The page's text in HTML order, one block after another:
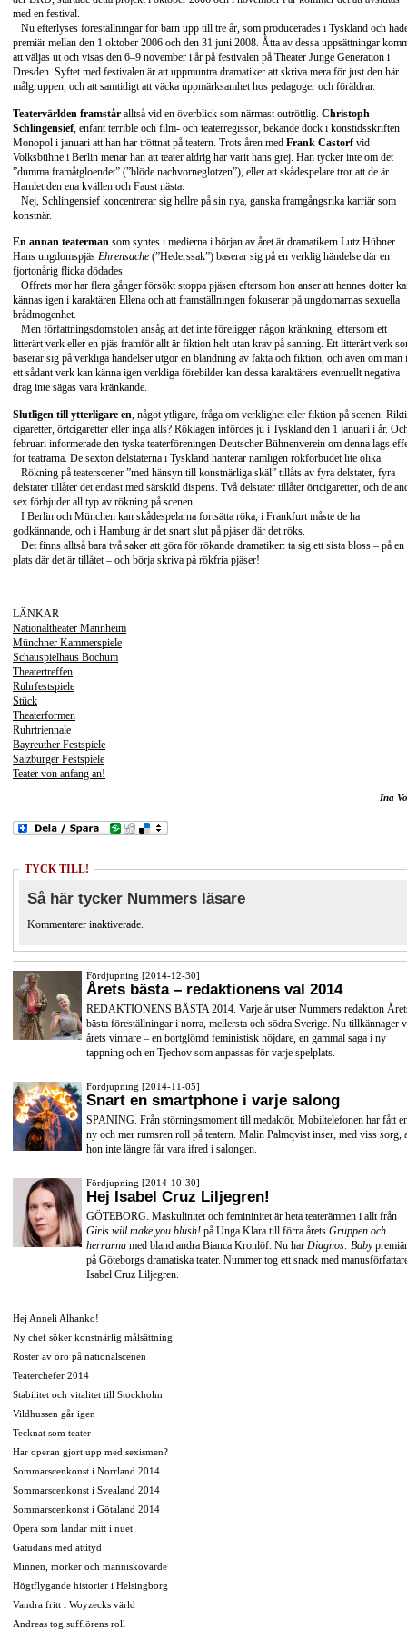
med en festival.
Nu efterlyses föreställningar för barn upp till tre år, som producerades i Tyskland och
premiär mellan den 1 oktober 2006 och den 31 juni 2008. Åtta av dessa uppsättningar
att väljas ut och visas den 6–9 november i år på festivalen på Theater Junge Generation i
Dresden. Syftet med festivalen är att uppmuntra dramatiker att skriva mera för just den här
målgruppen, och att samtidigt att väcka uppmärksamhet hos pedagoger och föräldrar.
Teatervärlden framstår alltså vid en överblick som närmast outröttlig. Christoph
Schlingensief, enfant terrible och film- och teaterregissör, bekände dock i konstidsskriften
Monopol i januari att han har tröttnat på teatern. Trots åren med Frank Castorfvid
Volksbühne i Berlin menar han att teater aldrig har varit hans grej. Han tycker inte om det
”dumma framåtgloendet” (”blöde nachvorneglotzen”), eller att skådespelare tror att de är
Hamlet den ena kvällen och Faust nästa.
Nej, Schlingensief koncentrerar sig hellre på sin nya, ganska framgångsrika karriär som
konstnär.
En annan teaterman som syntes i medierna i början av året är dramatikern Lutz Hübner.
Hans ungdomspjäs Ehrensache (”Hederssak”) baserar sig på en verklig händelse där en
fjortonårig flicka dödades.
Offrets mor har flera gånger försökt stoppa pjäsen eftersom hon anser att hennes dotter
kännas igen i karaktären Ellena och att framställningen fokuserar på ungdomarnas sexuella
brådmogenhet.
Men författningsdomstolen ansåg att det inte föreligger någon kränkning, eftersom ett
litterärt verk eller en pjäs framför allt är fiktion helt utan krav på sanning. Ett litterärt verk
baserar sig på verkliga händelser utgör en blandning av fakta och fiktion, och även om man i
ett sådant verk kan känna igen verkliga förebilder kan dessa karaktärers eventuellt negativa
drag inte sägas vara kränkande.
Slutligen till ytterligare en, något ytligare, fråga om verklighet eller fiktion på scenen.
cigaretter, örtcigaretter eller inga alls? Röklagen infördes ju i Tyskland den 1 januari i år.
februari informerade den tyska teaterföreningen Deutscher Bühnenverein om denna lags
för teatrarna. De sexton delstaterna i Tyskland hanterar nämligen rökförbudet lite olika.
Rökning på teaterscener ”med hänsyn till konstnärliga skäl” tillåts av fyra delstater, fyra
delstater tillåter det endast med särskild dispens. Två delstater tillåter örtcigaretter, och de
sex förbjuder all typ av rökning på scenen.
I Berlin och München kan skådespelarna fortsätta röka, i Frankfurt måste de ha
godkännande, och i Hamburg är det snart slut på pjäser där det röks.
Det finns alltså bara två saker att göra för rökande dramatiker: ta sig ett sista bloss – på en
plats där det är tillåtet – och börja skriva på rökfria pjäser!
LÄNKAR
Nationaltheater Mannheim
Münchner Kammerspiele
Schauspielhaus Bochum
Theatertreffen
Ruhrfestspiele
Stück
Theaterformen
Ruhrtriennale
Bayreuther Festspiele
Salzburger Festspiele
Teater von anfang an!
Ina
TYCK TILL!
Så här tycker Nummers läsare
Kommentarer inaktiverade.
Fördjupning [2014-12-30]
Årets bästa – redaktionens val 2014
REDAKTIONENS BÄSTA 2014. Varje år utser Nummers redaktion
bästa föreställningar i norra, mellersta och södra Sverige. Nu tillkännager
årets vinnare – en bortglömd feministisk höjdare, en gammal saga i ny
tappning och en Tjechov som anpassas för varje spelplats.
Fördjupning [2014-11-05]
Snart en smartphone i varje salong
SPANING. Från störningsmoment till medaktör. Mobiltelefonen har fått
ny och mer rumsren roll på teatern. Malin Palmqvist inser, med viss sorg,
hon inte längre får vara ifred i salongen.
Fördjupning [2014-10-30]
Hej Isabel Cruz Liljegren!
GÖTEBORG. Maskulinitet och femininitet är heta teaterämnen i allt från
Girls will make you blush! på Unga Klara till förra årets Gruppen och
herrarna med bland andra Bianca Kronlöf. Nu har Diagnos: Babypremiär
på Göteborgs dramatiska teater. Nummer tog ett snack med
Isabel Cruz Liljegren.
Hej Anneli Alhanko!
Ny chef söker konstnärlig målsättning
Röster av oro på nationalscenen
Teaterchefer 2014
Stabilitet och vitalitet till Stockholm
Vildhussen går igen
Tecknat som teater
Har operan gjort upp med sexismen?
Sommarscenkonst i Norrland 2014
Sommarscenkonst i Svealand 2014
Sommarscenkonst i Götaland 2014
Opera som landar mitt i nuet
Gatudans med attityd
Minnen, mörker och människovärde
Högtflygande historier i Helsingborg
Vandra fritt i Woyzecks värld
Andreas tog sufflörens roll